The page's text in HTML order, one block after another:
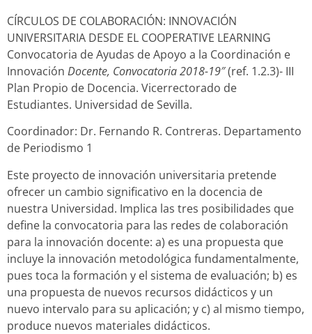
CÍRCULOS DE COLABORACIÓN: INNOVACIÓN
UNIVERSITARIA DESDE EL COOPERATIVE LEARNING
Convocatoria de Ayudas de Apoyo a la Coordinación e
Innovación Docente, Convocatoria 2018-19″(ref. 1.2.3)- III
Plan Propio de Docencia. Vicerrectorado de
Estudiantes. Universidad de Sevilla.
Coordinador: Dr. Fernando R. Contreras. Departamento
de Periodismo 1
Este proyecto de innovación universitaria pretende
ofrecer un cambio significativo en la docencia de
nuestra Universidad. Implica las tres posibilidades que
define la convocatoria para las redes de colaboración
para la innovación docente: a) es una propuesta que
incluye la innovación metodológica fundamentalmente,
pues toca la formación y el sistema de evaluación; b) es
una propuesta de nuevos recursos didácticos y un
nuevo intervalo para su aplicación; y c) al mismo tiempo,
produce nuevos materiales didácticos.